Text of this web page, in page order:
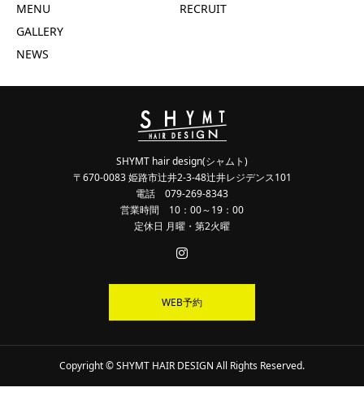
MENU
GALLERY
NEWS
RECRUIT
SHYMT hair design(シャムト)
〒670-0083 姫路市辻井2-3-48辻井レジデンス101
電話 079-269-8343
営業時間 10：00～19：00
定休日 月曜・第2火曜
WEB予約
Copyright © SHYMT HAIR DESIGN All Rights Reserved.